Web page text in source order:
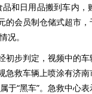
和日用品搬到车内，
会员制仓储式超市
况。
步判定，视频中的车
急救车辆上喷涂有济
“黑车”。急救中心